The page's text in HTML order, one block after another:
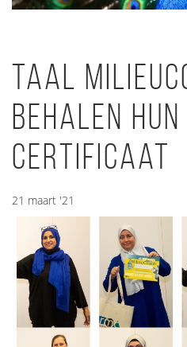
Taal
behalen hun
certificaat
21 maart '21